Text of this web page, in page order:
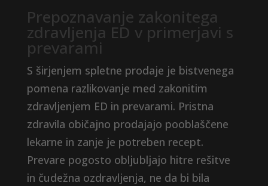
Prepoznavanje zakonitega
zdravljenja ED v primerjavi s
prevarami
S širjenjem spletne prodaje je bistvenega
pomena razlikovanje med zakonitim
zdravljenjem ED in prevarami. Pristna
zdravila običajno prodajajo pooblaščene
lekarne in zanje je potreben recept.
Prevare pogosto obljubljajo hitre rešitve
in čudežna ozdravljenja, ne da bi bila